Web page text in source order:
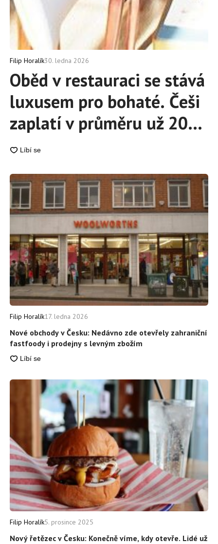
Filip Horalík30. ledna 2026
Oběd v restauraci se stává
luxusem pro bohaté. Češi
zaplatí v průměru už 200
Kč, nárůst cen je enormní
Nové obchody v Česku: Nedávno zde otevřely zahraniční
fastfoody i prodejny s levným zbožím
Filip Horalík17. ledna 2026
Nový řetězec v Česku: Konečně víme, kdy otevře. Lidé už
Filip Horalík5. prosince 2025